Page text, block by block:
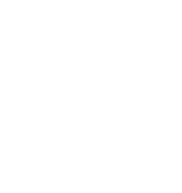
es de 0 estrellas de